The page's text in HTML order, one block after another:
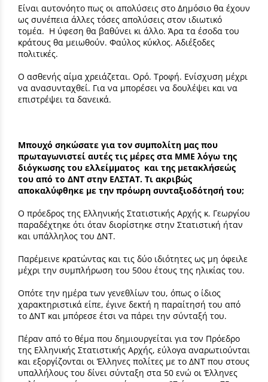
Είναι αυτονόητο πως οι απολύσεις στο Δημόσιο θα έχουν
ως συνέπεια άλλες τόσες απολύσεις στον ιδιωτικό
τομέα. Η ύφεση θα βαθύνει κι άλλο. Άρα τα έσοδα του
κράτους θα μειωθούν. Φαύλος κύκλος. Αδιέξοδες
πολιτικές.
Ο ασθενής αίμα χρειάζεται. Ορό. Τροφή. Ενίσχυση μέχρι
να ανασυνταχθεί. Για να μπορέσει να δουλέψει και να
επιστρέψει τα δανεικά.
Μπουχό σηκώσατε για τον συμπολίτη μας που
πρωταγωνιστεί αυτές τις μέρες στα ΜΜΕ λόγω της
διόγκωσης του ελλείμματος και της μετακλήσεώς
του από το ΔΝΤ στην ΕΛΣΤΑΤ. Τι ακριβώς
αποκαλύφθηκε με την πρόωρη συνταξιοδότησή του;
Ο πρόεδρος της Ελληνικής Στατιστικής Αρχής κ. Γεωργίου
παραδέχτηκε ότι όταν διορίστηκε στην Στατιστική ήταν
και υπάλληλος του ΔΝΤ.
Παρέμεινε κρατώντας και τις δύο ιδιότητες ως μη όφειλε
μέχρι την συμπλήρωση του 50ου έτους της ηλικίας του.
Οπότε την ημέρα των γενεθλίων του, όπως ο ίδιος
χαρακτηριστικά είπε, έγινε δεκτή η παραίτησή του από
το ΔΝΤ και μπόρεσε έτσι να πάρει την σύνταξή του.
Πέραν από το θέμα που δημιουργείται για τον Πρόεδρο
της Ελληνικής Στατιστικής Αρχής, εύλογα αναρωτιούνται
και εξοργίζονται οι Έλληνες πολίτες με το ΔΝΤ που στους
υπαλλήλους του δίνει σύνταξη στα 50 ενώ οι Έλληνες